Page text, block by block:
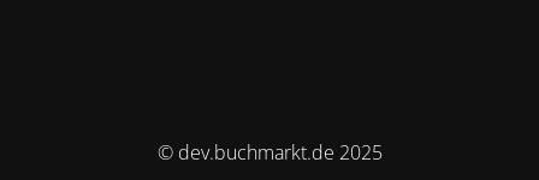
© dev.buchmarkt.de 2025